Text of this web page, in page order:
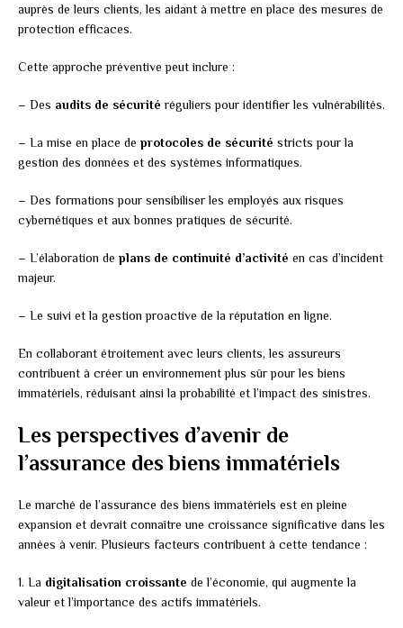
auprès de leurs clients, les aidant à mettre en place des mesures de
protection efficaces.
Cette approche préventive peut inclure :
– Des audits de sécurité réguliers pour identifier les vulnérabilités.
– La mise en place de protocoles de sécurité stricts pour la
gestion des données et des systèmes informatiques.
– Des formations pour sensibiliser les employés aux risques
cybernétiques et aux bonnes pratiques de sécurité.
– L’élaboration de plans de continuité d’activité en cas d’incident
majeur.
– Le suivi et la gestion proactive de la réputation en ligne.
En collaborant étroitement avec leurs clients, les assureurs
contribuent à créer un environnement plus sûr pour les biens
immatériels, réduisant ainsi la probabilité et l’impact des sinistres.
Les perspectives d’avenir de
l’assurance des biens immatériels
Le marché de l’assurance des biens immatériels est en pleine
expansion et devrait connaître une croissance significative dans les
années à venir. Plusieurs facteurs contribuent à cette tendance :
1. La digitalisation croissante de l’économie, qui augmente la
valeur et l’importance des actifs immatériels.